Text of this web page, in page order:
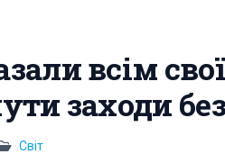
всім
заходи
Світ